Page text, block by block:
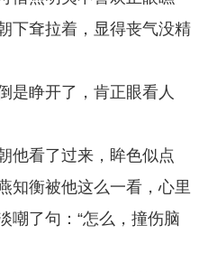
下耷拉着，显得丧气没精
是睁开了，肯正眼看人
他看了过来，眸色似点
知衡被他这么一看，心里
嘲了句：“怎么，撞伤脑